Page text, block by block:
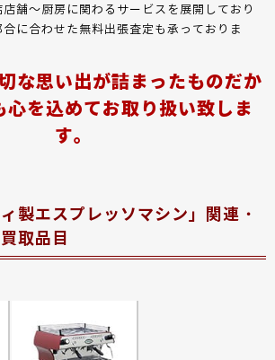
舗～厨房に関わるサービスを展開しており
に合わせた無料出張査定も承っておりま
な思い出が詰まったものだか
心を込めてお取り扱い致しま
す。
製エスプレッソマシン」関連・
取品目